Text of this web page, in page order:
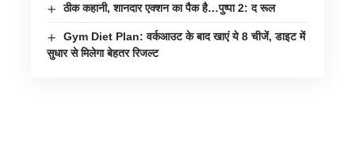
ठीक कहानी, शानदार एक्शन का पैक है…पुष्पा 2: द रूल
Gym Diet Plan: वर्कआउट के बाद खाएं ये 8 चीजें, डाइट में
सुधार से मिलेगा बेहतर रिजल्ट